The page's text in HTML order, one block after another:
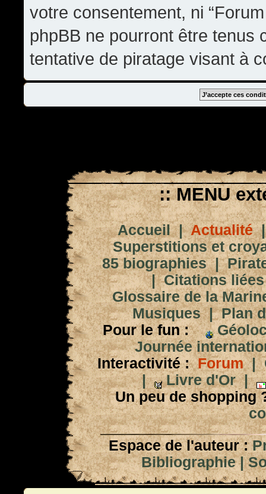
votre consentement, ni
phpBB ne pourront être tenus
tentative de piratage visant à
:: MENU
Accueil|Actualité
Superstitions et
85 biographies|
|Citations
Glossaire de la
Musiques|Plan
Pour le fun :
Journée
Interactivité : Forum|
|
Livre d'Or|
Un peu de shopping
Espace de l'auteur :
Bibliographie|